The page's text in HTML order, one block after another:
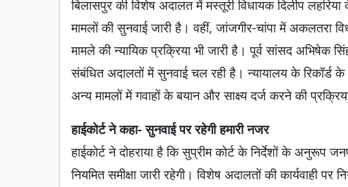
बिलासपुर की विशेष अदालत में मस्तूरी विधायक दिलीप
मामलों की सुनवाई जारी है। वहीं, जांजगीर-चांपा में अकलतरा
मामले की न्यायिक प्रक्रिया भी जारी है। पूर्व सांसद अभिषेक
संबंधित अदालतों में सुनवाई चल रही है। न्यायालय के
अन्य मामलों में गवाहों के बयान और साक्ष्य दर्ज करने की
हाईकोर्ट ने कहा- सुनवाई पर रहेगी हमारी नजर
हाईकोर्ट ने दोहराया है कि सुप्रीम कोर्ट के निर्देशों के अनुरूप
नियमित समीक्षा जारी रहेगी। विशेष अदालतों की कार्यवाही पर